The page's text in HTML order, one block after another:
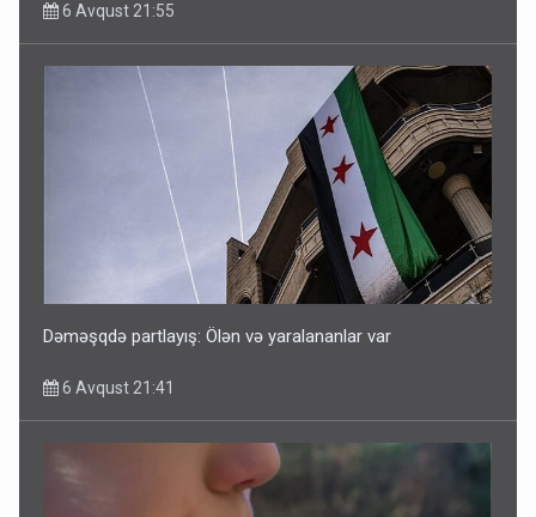
6 Avqust 21:55
Dəməşqdə partlayış: Ölən və yaralananlar var
6 Avqust 21:41